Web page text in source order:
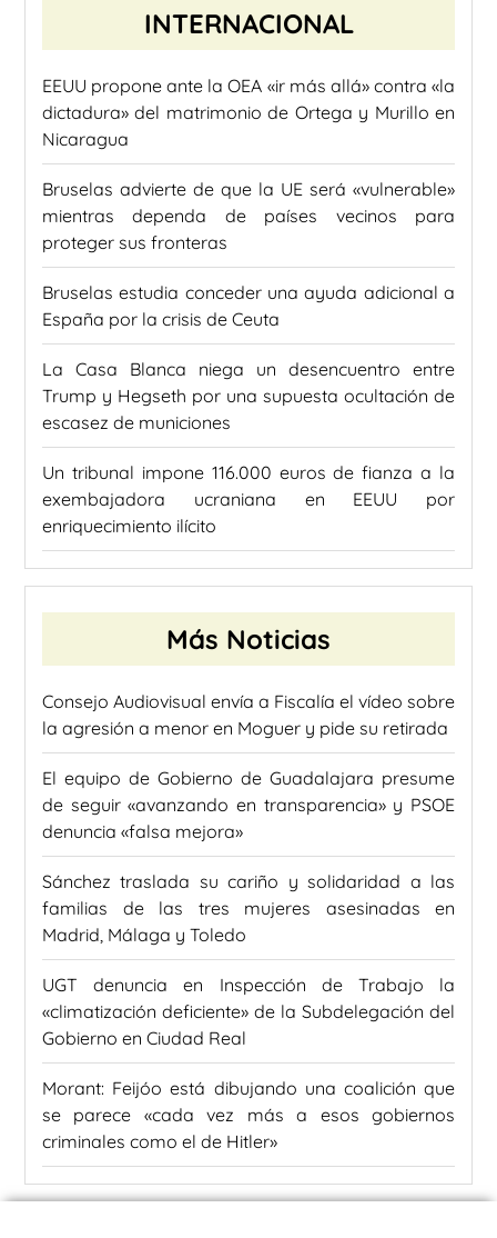
INTERNACIONAL
EEUU propone ante la OEA «ir más allá» contra «la
dictadura» del matrimonio de Ortega y Murillo en
Nicaragua
Bruselas advierte de que la UE será «vulnerable»
mientras dependa de países vecinos para
proteger sus fronteras
Bruselas estudia conceder una ayuda adicional a
España por la crisis de Ceuta
La Casa Blanca niega un desencuentro entre
Trump y Hegseth por una supuesta ocultación de
escasez de municiones
Un tribunal impone 116.000 euros de fianza a la
exembajadora ucraniana en EEUU por
enriquecimiento ilícito
Más Noticias
Consejo Audiovisual envía a Fiscalía el vídeo sobre
la agresión a menor en Moguer y pide su retirada
El equipo de Gobierno de Guadalajara presume
de seguir «avanzando en transparencia» y PSOE
denuncia «falsa mejora»
Sánchez traslada su cariño y solidaridad a las
familias de las tres mujeres asesinadas en
Madrid, Málaga y Toledo
UGT denuncia en Inspección de Trabajo la
«climatización deficiente» de la Subdelegación del
Gobierno en Ciudad Real
Morant: Feijóo está dibujando una coalición que
se parece «cada vez más a esos gobiernos
criminales como el de Hitler»